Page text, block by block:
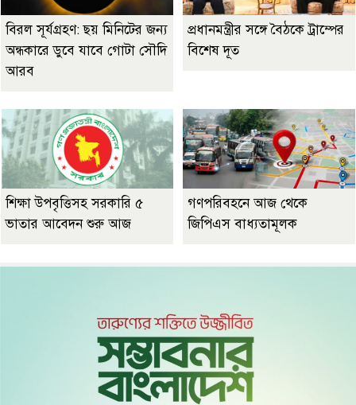
বিরল সূর্যগ্রহণ: ছয় মিনিটের জন্য
অন্ধকারে ডুবে যাবে গোটা সৌদি
আরব
প্রধানমন্ত্রীর সঙ্গে বৈঠকে ট্রাম্পের
বিশেষ দূত
শিক্ষা উপবৃত্তিসহ সরকারি ৫
ভাতার আবেদন শুরু আজ
গণপরিবহনে আজ থেকে
জিপিএস বাধ্যতামূলক